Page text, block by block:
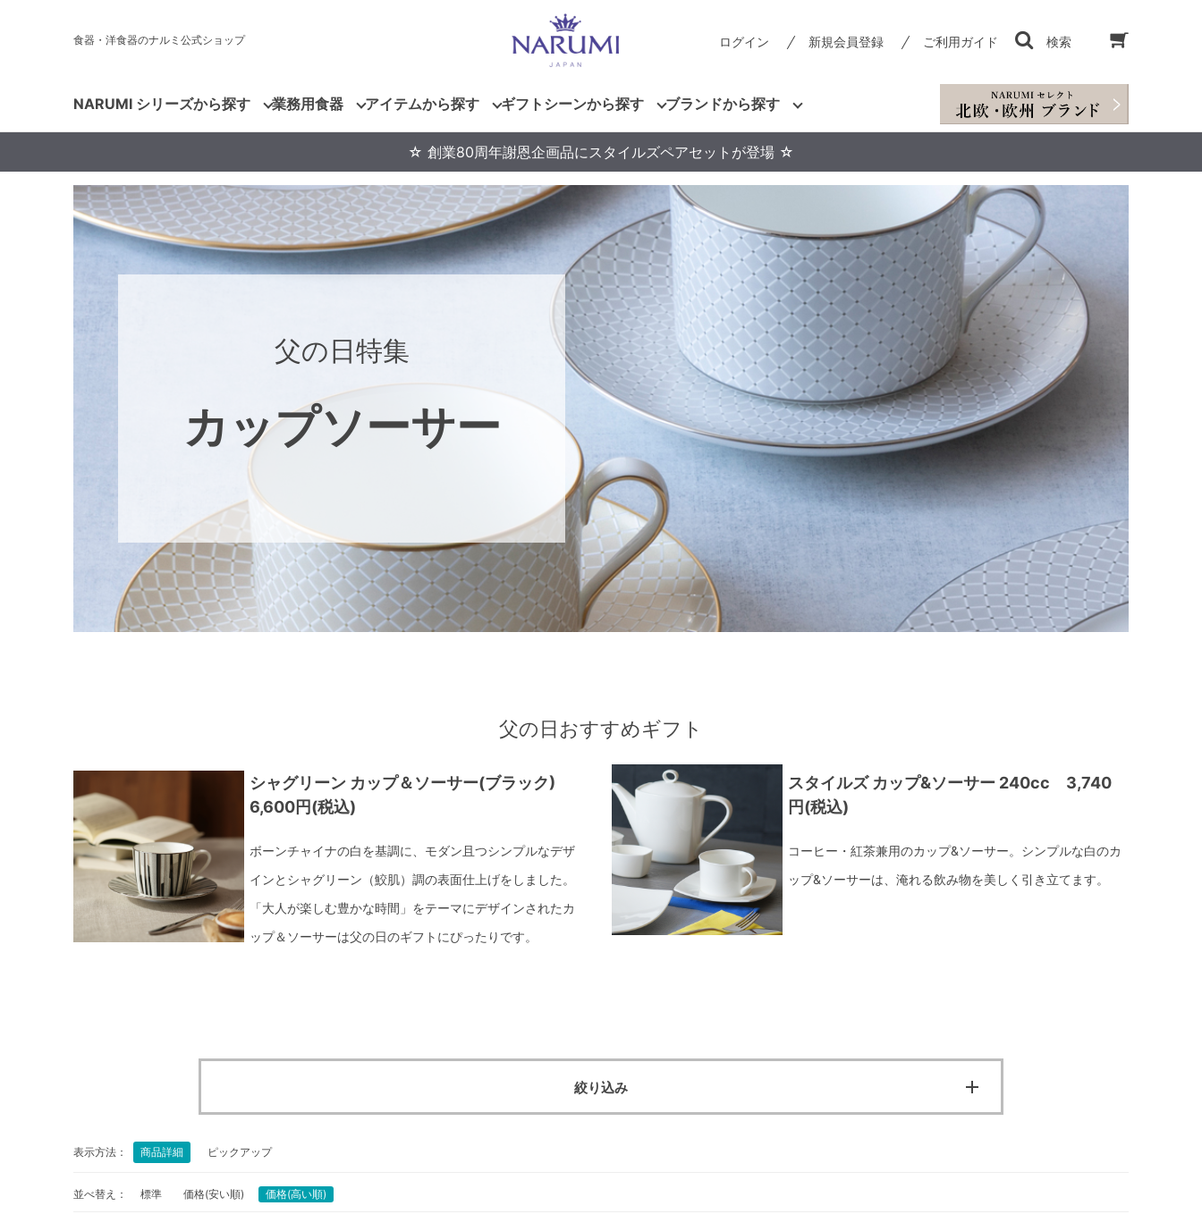
食器・洋食器のナルミ公式ショップ ログイン 新規会員登録 ご利用ガイド 検索
NARUMI シリーズから探す 業務用食器 アイテムから探す ギフトシーンから探す ブランドから探す
☆ 創業80周年謝恩企画品にスタイルズペアセットが登場 ☆
カップソーサー
父の日特集
父の日おすすめギフト
シャグリーン カップ＆ソーサー(ブラック)
6,600円(税込)
ボーンチャイナの白を基調に、モダン且つシンプルなデザ
インとシャグリーン（鮫肌）調の表面仕上げをしました。
「大人が楽しむ豊かな時間」をテーマにデザインされたカ
ップ＆ソーサーは父の日のギフトにぴったりです。
スタイルズ カップ&ソーサー 240cc 3,740
円(税込)
コーヒー・紅茶兼用のカップ&ソーサー。シンプルな白のカ
ップ&ソーサーは、淹れる飲み物を美しく引き立てます。
絞り込み
表示方法： 商品詳細 ピックアップ
並べ替え： 標準 価格(安い順) 価格(高い順)